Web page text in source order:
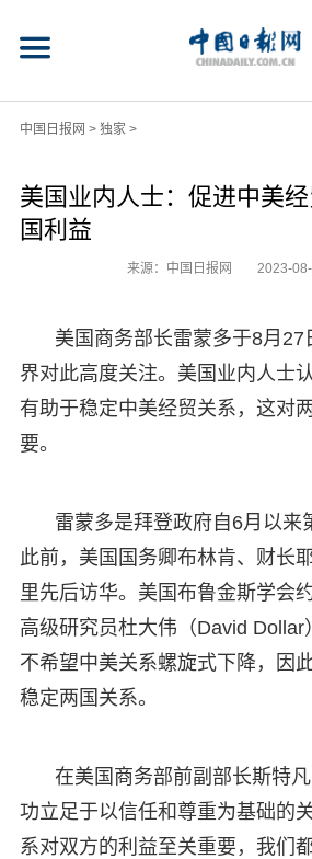
中国日报网 > 独家>
美国业内人士：促进中美
国利益
来源：中国日报网 2023-
美国商务部长雷蒙多于8月27
界对此高度关注。美国业内人士
有助于稳定中美经贸关系，这对
要。
雷蒙多是拜登政府自6月以来
此前，美国国务卿布林肯、财长
里先后访华。美国布鲁金斯学会
高级研究员杜大伟（David Dollar
不希望中美关系螺旋式下降，因
稳定两国关系。
在美国商务部前副部长斯特
功立足于以信任和尊重为基础的
系对双方的利益至关重要，我们